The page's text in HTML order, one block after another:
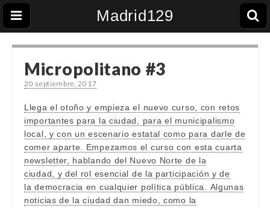
Madrid129
Micropolitano #3
20 septiembre, 2017
Llega el otoño y empieza el nuevo curso, con retos
importantes para la ciudad, para el municipalismo
local, y con un escenario estatal como para darle de
comer aparte. Empezamos el curso con esta cuarta
newsletter, hablando del Nuevo Norte de la
ciudad, y del rol esencial de la participación y de
la democracia en cualquier política pública. Algunas
noticias de la ciudad dan miedo, como la